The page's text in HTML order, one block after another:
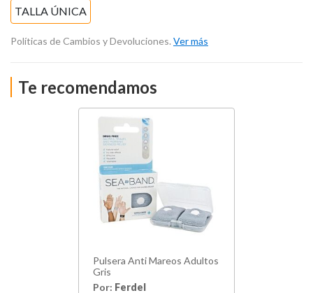
TALLA ÚNICA
Políticas de Cambios y Devoluciones. Ver más
Te recomendamos
Pulsera Anti Mareos Adultos
Gris
Por: Ferdel